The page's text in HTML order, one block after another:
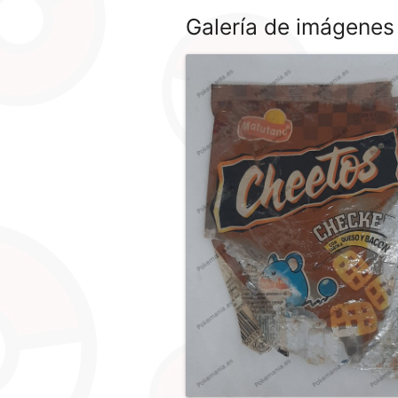
Galería de imágenes